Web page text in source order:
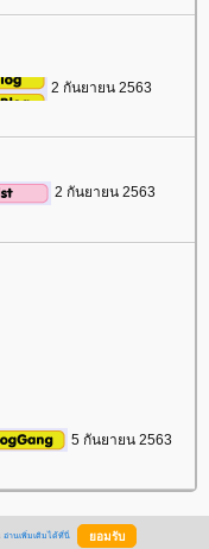
2 กันยายน 2563
2 กันยายน 2563
5 กันยายน 2563
อ่านเพิ่มเติมได้ที่นี่